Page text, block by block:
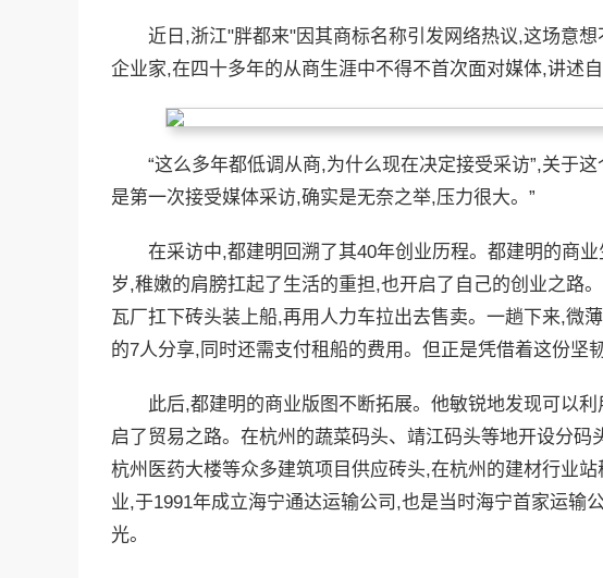
近日,浙江"胖都来"因其商标名称引发网络热议,这场意
企业家,在四十多年的从商生涯中不得不首次面对媒体,讲述自
“这么多年都低调从商,为什么现在决定接受采访”,关于
是第一次接受媒体采访,确实是无奈之举,压力很大。”
在采访中,都建明回溯了其40年创业历程。都建明的商
岁,稚嫩的肩膀扛起了生活的重担,也开启了自己的创业之路
瓦厂扛下砖头装上船,再用人力车拉出去售卖。一趟下来,微
的7人分享,同时还需支付租船的费用。但正是凭借着这份坚
此后,都建明的商业版图不断拓展。他敏锐地发现可以
启了贸易之路。在杭州的蔬菜码头、靖江码头等地开设分码
杭州医药大楼等众多建筑项目供应砖头,在杭州的建材行业
业,于1991年成立海宁通达运输公司,也是当时海宁首家运输
光。